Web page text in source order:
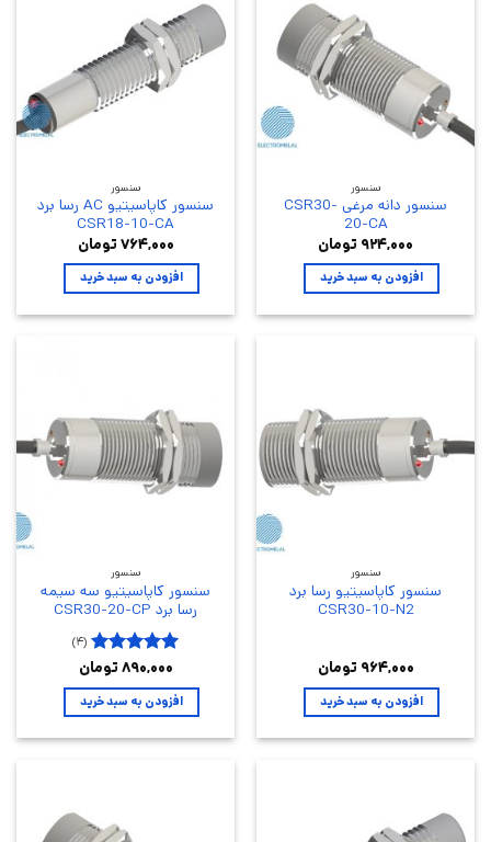
سنسور
سنسور دانه مرغی CSR30-
20-CA
۹۲۴,۰۰۰ تومان
افزودن به سبد خرید
سنسور
سنسور کاپاسیتیو AC رسا برد
CSR18-10-CA
۷۶۴,۰۰۰ تومان
افزودن به سبد خرید
سنسور
سنسور کاپاسیتیو رسا برد
CSR30-10-N2
۹۶۴,۰۰۰ تومان
افزودن به سبد خرید
سنسور
سنسور کاپاسیتیو سه سیمه
رسا برد CSR30-20-CP
نمره۵از
۵
(۴)
۸۹۰,۰۰۰ تومان
افزودن به سبد خرید